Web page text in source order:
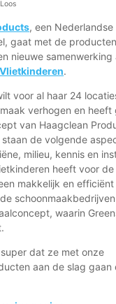
, een Nederlandse
gaat met de
nieuwe samenwerking
Vlietkinderen.
voor al haar 24
verhogen en heeft
van Haagclean
de volgende
milieu, kennis en
heeft voor
makkelijk en
waarin
dat ze met onze
aan de slag gaan